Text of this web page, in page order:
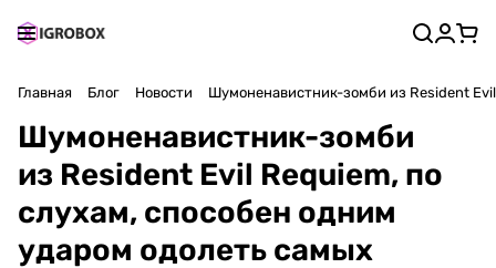
Главная Блог Новости Шумоненавистник-зомби из Resident
Шумоненавистник-зомби
из Resident Evil Requiem, по
слухам, способен одним
ударом одолеть самых